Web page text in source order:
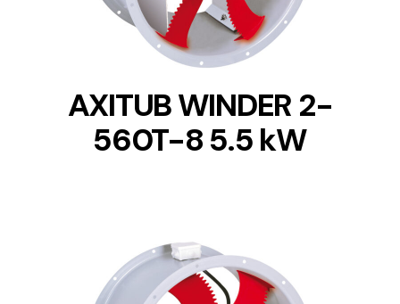
AXITUB WINDER 2-
560T-8 5.5 kW